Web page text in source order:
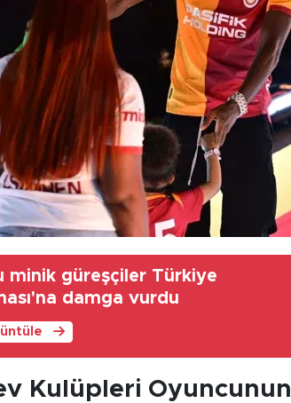
minik güreşçiler Türkiye
damga vurdu
Kulüpleri Oyuncunun